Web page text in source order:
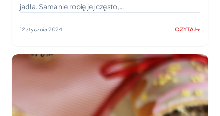
jadła. Sama nie robię jej często,…
12 stycznia 2024 CZYTAJ
:
JARZYNOWA
Z
MAJONEZEM
–
KLASYCZNY
PRZEPIS